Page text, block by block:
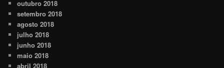
outubro 2018
setembro 2018
agosto 2018
julho 2018
junho 2018
maio 2018
abril 2018